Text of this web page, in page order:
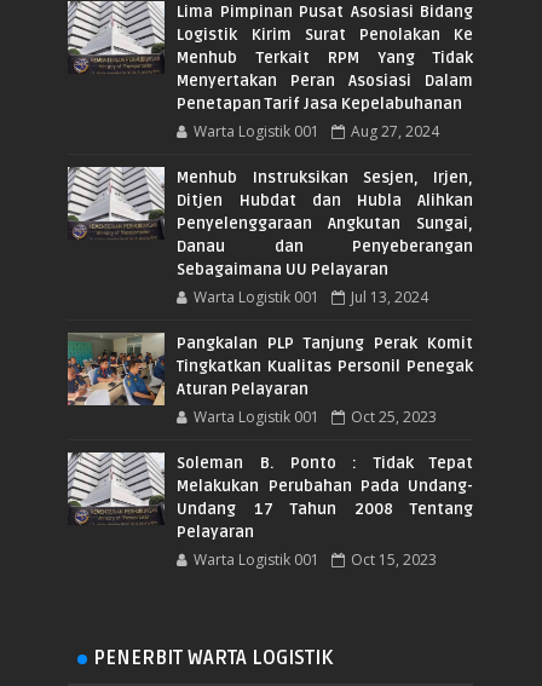
Lima Pimpinan Pusat Asosiasi Bidang
Logistik Kirim Surat Penolakan Ke
Menhub Terkait RPM Yang Tidak
Menyertakan Peran Asosiasi Dalam
Penetapan Tarif Jasa Kepelabuhanan
Warta Logistik 001 Aug 27, 2024
Menhub Instruksikan Sesjen, Irjen,
Ditjen Hubdat dan Hubla Alihkan
Penyelenggaraan Angkutan Sungai,
Danau dan Penyeberangan
Sebagaimana UU Pelayaran
Warta Logistik 001 Jul 13, 2024
Pangkalan PLP Tanjung Perak Komit
Tingkatkan Kualitas Personil Penegak
Aturan Pelayaran
Warta Logistik 001 Oct 25, 2023
Soleman B. Ponto : Tidak Tepat
Melakukan Perubahan Pada Undang-
Undang 17 Tahun 2008 Tentang
Pelayaran
Warta Logistik 001 Oct 15, 2023
PENERBIT WARTA LOGISTIK